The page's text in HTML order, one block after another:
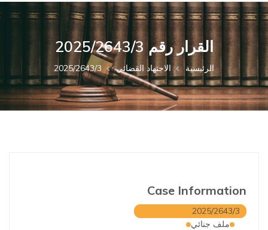
القرار رقم 2025/2643/3
مسار
التنقل
الرئيسية الاجتهاد القضائي 2025/2643/3
Case Information
2025/2643/3
ملف جنائي